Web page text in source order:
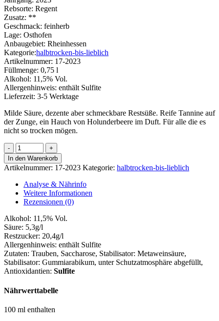
Rebsorte: Regent
Zusatz: **
Geschmack: feinherb
Lage: Osthofen
Anbaugebiet: Rheinhessen
Kategorie:halbtrocken-bis-lieblich
Artikelnummer: 17-2023
Füllmenge: 0,75 l
Alkohol: 11,5% Vol.
Allergenhinweis: enthält Sulfite
Lieferzeit: 3-5 Werktage
Milde Säure, dezente aber schmeckbare Restsüße. Reife Tannine auf
der Zunge, ein Hauch von Holunderbeere im Duft. Für alle die es
nicht so trocken mögen.
Osthofener
Regent
Menge
In den Warenkorb
Artikelnummer: 17-2023 Kategorie: halbtrocken-bis-lieblich
Analyse & Nährinfo
Weitere Informationen
Rezensionen (0)
Alkohol: 11,5% Vol.
Säure: 5,3g/l
Restzucker: 20,4g/l
Allergenhinweis: enthält Sulfite
Zutaten: Trauben, Saccharose, Stabilisator: Metaweinsäure,
Stabilisator: Gummiarabikum, unter Schutzatmosphäre abgefüllt,
Antioxidantien: Sulfite
Nährwerttabelle
100 ml enthalten